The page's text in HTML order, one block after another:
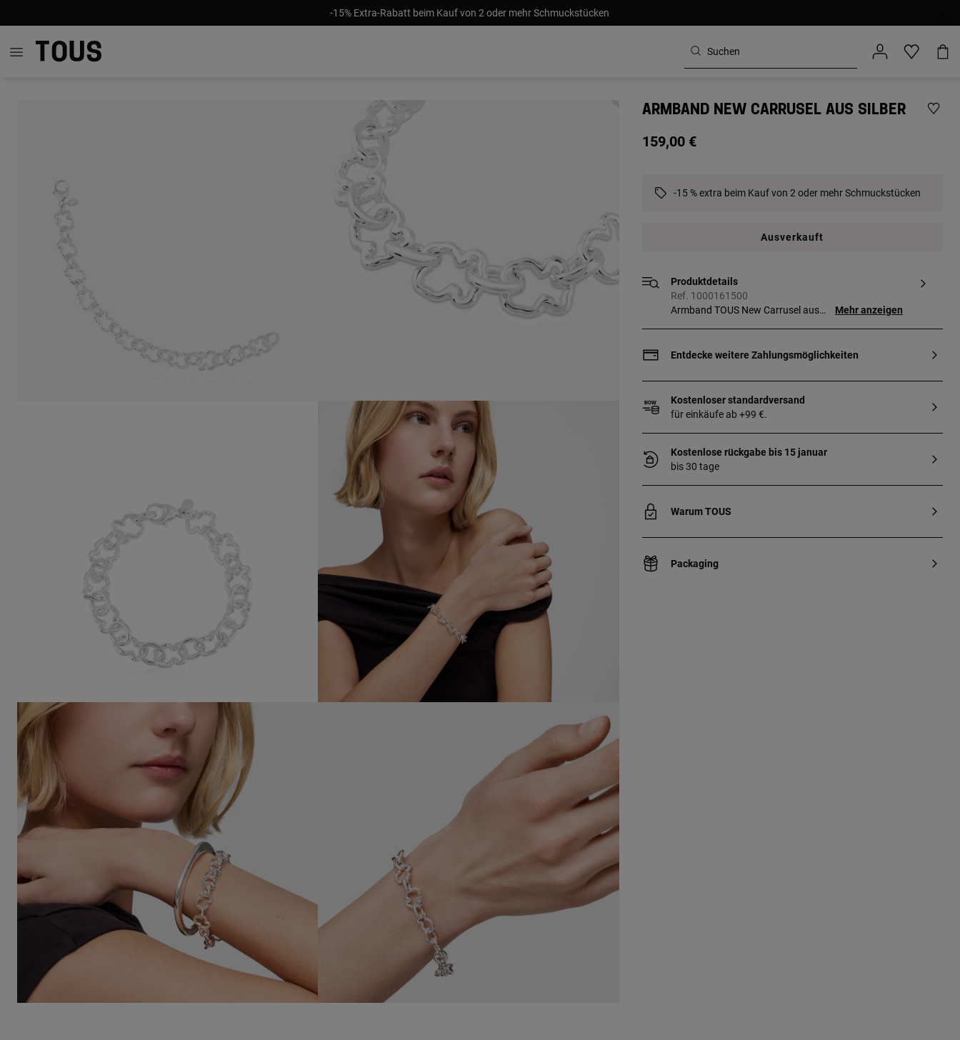
-15% Extra-Rabatt beim Kauf von 2 oder mehr Schmuckstücken
ARMBAND NEW CARRUSEL AUS SILBER
159,00 €
-15 % extra beim Kauf von 2 oder mehr Schmuckstücken
Ausverkauft
Produktdetails
Ref. 1000161500
Armband TOUS New Carrusel aus
Mehr anzeigen
Entdecke weitere Zahlungsmöglichkeiten
Kostenloser standardversand
für einkäufe ab +99 €.
Kostenlose rückgabe bis 15 januar
bis 30 tage
Warum TOUS
Packaging